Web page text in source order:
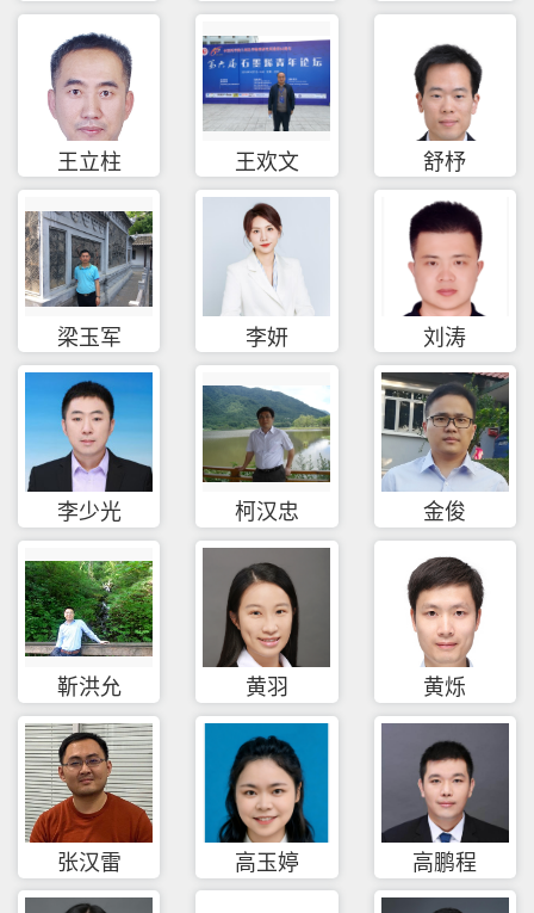
王立柱 王欢文 舒杼
梁玉军 李妍 刘涛
李少光 柯汉忠 金俊
靳洪允 黄羽 黄烁
张汉雷 高玉婷 高鹏程